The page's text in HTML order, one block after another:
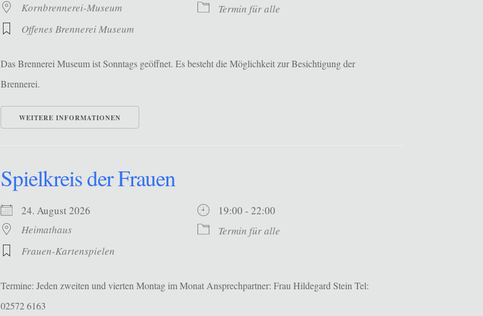
Kornbrennerei-Museum
Termin für alle
Offenes Brennerei Museum
Das Brennerei Museum ist Sonntags geöffnet. Es besteht die Möglichkeit zur Besichtigung der
Brennerei.
WEITERE INFORMATIONEN
Spielkreis der Frauen
24. August 2026
19:00 - 22:00
Heimathaus
Termin für alle
Frauen-Kartenspielen
Termine: Jeden zweiten und vierten Montag im Monat Ansprechpartner: Frau Hildegard Stein Tel:
02572 6163